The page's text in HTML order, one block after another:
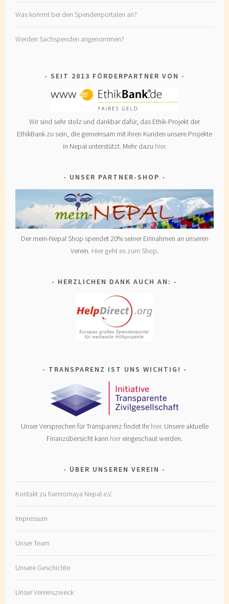
Was kommt bei den Spendenportalen an?
Werden Sachspenden angenommen?
SEIT 2013 FÖRDERPARTNER VON
Wir sind sehr stolz und dankbar dafür, das Ethik-Projekt der
EthikBank zu sein, die gemeinsam mit ihren Kunden unsere Projekte
in Nepal unterstützt. Mehr dazu hier.
UNSER PARTNER-SHOP
Der mein-Nepal Shop spendet 20% seiner Einnahmen an unseren
Verein. Hier geht es zum Shop.
HERZLICHEN DANK AUCH AN:
TRANSPARENZ IST UNS WICHTIG!
Unser Versprechen für Transparenz findet Ihrhier. Unsere aktuelle
Finanzübersicht kann hiereingeschaut werden.
ÜBER UNSEREN VEREIN
Kontakt zu hamromaya Nepal e.V.
Impressum
Unser Team
Unsere Geschichte
Unser Vereinszweck